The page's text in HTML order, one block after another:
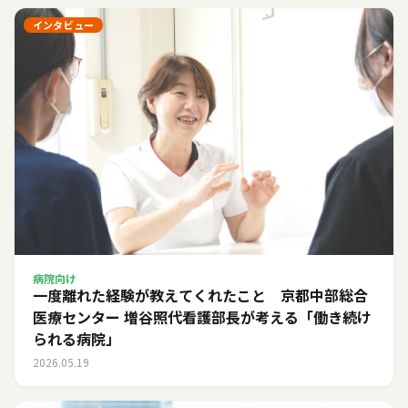
インタビュー
病院向け
一度離れた経験が教えてくれたこと 京都中部総合
医療センター 増谷照代看護部長が考える「働き続け
られる病院」
2026.05.19